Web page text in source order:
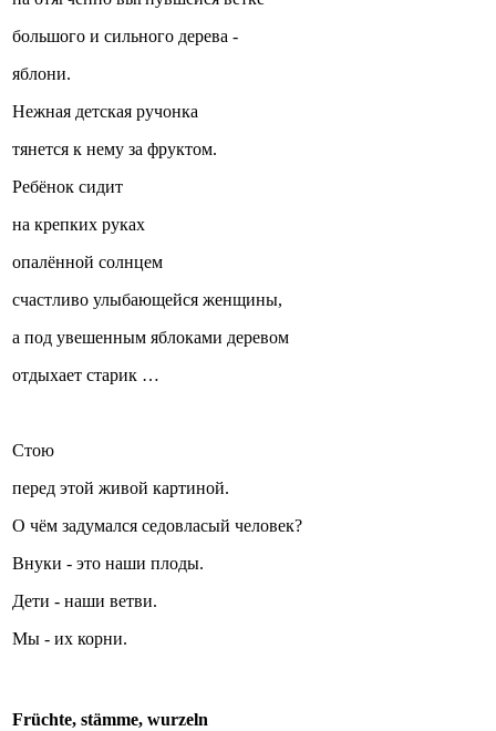
большого и сильного дерева -
яблони.
Нежная детская ручонка
тянется к нему за фруктом.
Ребёнок сидит
на крепких руках
опалённой солнцем
счастливо улыбающейся женщины,
а под увешенным яблоками деревом
отдыхает старик …
Стою
перед этой живой картиной.
О чём задумался седовласый человек?
Внуки - это наши плоды.
Дети - наши ветви.
Мы - их корни.
Früchte, stämme, wurzeln